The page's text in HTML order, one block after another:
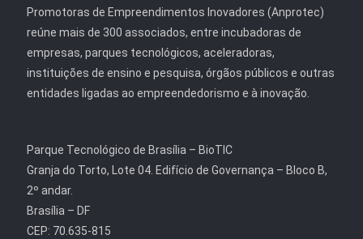
Promotoras de Empreendimentos Inovadores (Anprotec)
reúne mais de 300 associados, entre incubadoras de
empresas, parques tecnológicos, aceleradoras,
instituições de ensino e pesquisa, órgãos públicos e outras
entidades ligadas ao empreendedorismo e à inovação.
Parque Tecnológico de Brasília – BioTIC
Granja do Torto, Lote 04. Edifício de Governança – Bloco B,
2º andar.
Brasília – DF
CEP: 70.635-815